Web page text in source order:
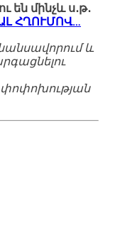
են մինչև ս․թ․
ՀՂՈՒՄՈՎ…
և
փոփոխության